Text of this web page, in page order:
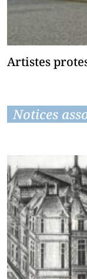
Artistes
Notices